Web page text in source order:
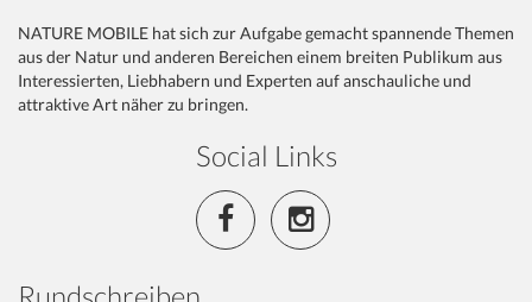
NATURE MOBILE hat sich zur Aufgabe gemacht spannende Themen
aus der Natur und anderen Bereichen einem breiten Publikum aus
Interessierten, Liebhabern und Experten auf anschauliche und
attraktive Art näher zu bringen.
Social Links